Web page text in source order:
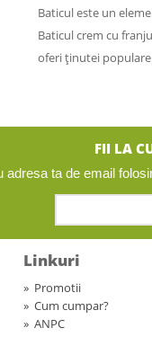
Baticul este un
Baticul crem cu
oferi ținutei
FII LA
adresa ta de email
Linkuri
» Promotii
» Cum cumpar?
» ANPC